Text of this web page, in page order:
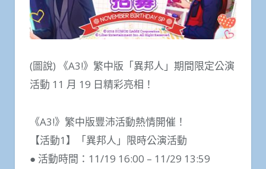
(圖說) 《A3!》繁中版「異邦人」期間限定公演
活動 11 月 19 日精彩亮相！
《A3!》繁中版豐沛活動熱情開催！
【活動1】「異邦人」限時公演活動
● 活動時間：11/19 16:00 – 11/29 13:59